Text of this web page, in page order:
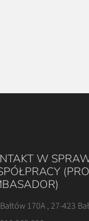
W
Bałtów 170A , 27-423